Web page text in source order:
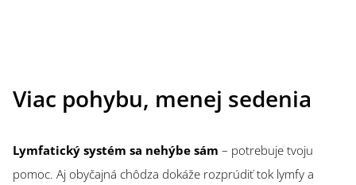
Viac pohybu, menej sedenia
Lymfatický systém sa nehýbe sám – potrebuje tvoju
pomoc. Aj obyčajná chôdza dokáže rozprúdiť tok lymfy a